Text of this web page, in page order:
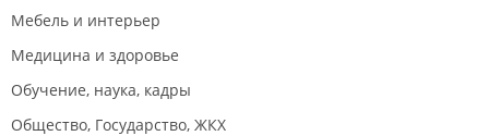
Мебель и интерьер
Медицина и здоровье
Обучение, наука, кадры
Общество, Государство, ЖКХ